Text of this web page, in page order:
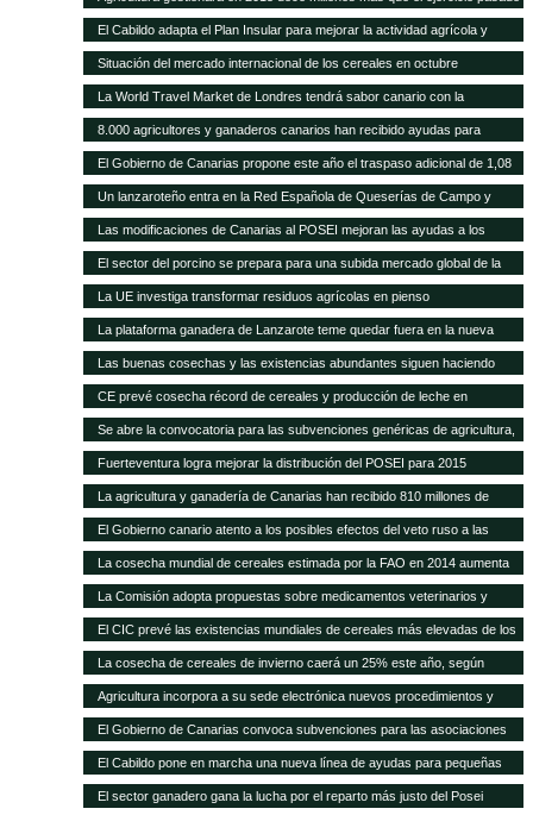
y alcanza los 418,9 millones de euros
El Cabildo adapta el Plan Insular para mejorar la actividad agrícola y
ganadera
Situación del mercado internacional de los cereales en octubre
La World Travel Market de Londres tendrá sabor canario con la
promoción de sus quesos y vinos
8.000 agricultores y ganaderos canarios han recibido ayudas para
desarrollo rural
El Gobierno de Canarias propone este año el traspaso adicional de 1,08
millones del REA a la ganadería de las islas
Un lanzaroteño entra en la Red Española de Queserías de Campo y
Artesanas
Las modificaciones de Canarias al POSEI mejoran las ayudas a los
sectores productivos canarios
El sector del porcino se prepara para una subida mercado global de la
carne del 40% en 20 años
La UE investiga transformar residuos agrícolas en pienso
La plataforma ganadera de Lanzarote teme quedar fuera en la nueva
revisión del Posei
Las buenas cosechas y las existencias abundantes siguen haciendo
bajar los precios internacionales de los alimentos
CE prevé cosecha récord de cereales y producción de leche en
próximos meses
Se abre la convocatoria para las subvenciones genéricas de agricultura,
ganadería y pesca
Fuerteventura logra mejorar la distribución del POSEI para 2015
La agricultura y ganadería de Canarias han recibido 810 millones de
euros en ayudas del POSEI esta legislatura
El Gobierno canario atento a los posibles efectos del veto ruso a las
importaciones de la UE
La cosecha mundial de cereales estimada por la FAO en 2014 aumenta
en 14 Mt
La Comisión adopta propuestas sobre medicamentos veterinarios y
piensos medicamentosos
El CIC prevé las existencias mundiales de cereales más elevadas de los
15 años
La cosecha de cereales de invierno caerá un 25% este año, según
Agricultura
Agricultura incorpora a su sede electrónica nuevos procedimientos y
servicios on line
El Gobierno de Canarias convoca subvenciones para las asociaciones
agrarias
El Cabildo pone en marcha una nueva línea de ayudas para pequeñas
queserías con 100.000 euros
El sector ganadero gana la lucha por el reparto más justo del Posei